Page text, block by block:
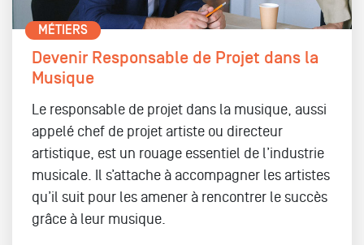
MÉTIERS
Devenir Responsable de Projet dans la
Musique
Le responsable de projet dans la musique, aussi
appelé chef de projet artiste ou directeur
artistique, est un rouage essentiel de l’industrie
musicale. Il s’attache à accompagner les artistes
qu’il suit pour les amener à rencontrer le succès
grâce à leur musique.